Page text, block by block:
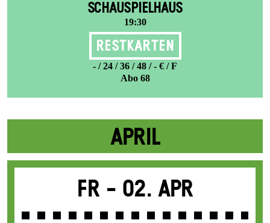
SCHAUSPIELHAUS
19:30
Restkarten
- / 24 / 36 / 48 / - € / F
Abo 68
APRIL
Fr - 02. Apr